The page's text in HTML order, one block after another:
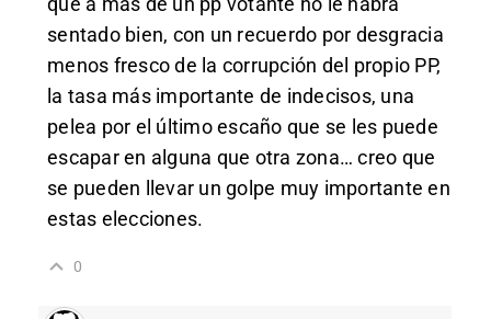
sentado bien, con un recuerdo por desgracia
menos fresco de la corrupción del propio PP,
la tasa más importante de indecisos, una
pelea por el último escaño que se les puede
escapar en alguna que otra zona… creo que
se pueden llevar un golpe muy importante en
estas elecciones.
0